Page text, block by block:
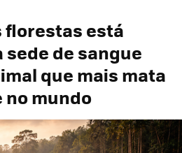
florestas está
de sangue
que mais mata
no mundo